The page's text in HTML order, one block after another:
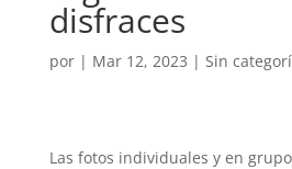
disfraces
por | Mar 12, 2023 | Sin
Las fotos individuales y en